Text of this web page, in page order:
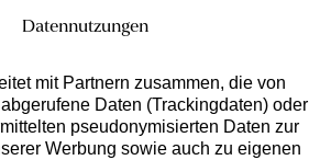
Datennutzungen
mit Partnern zusammen, die von
Daten (Trackingdaten) oder
pseudonymisierten Daten zur
Werbung sowie auch zu eigenen